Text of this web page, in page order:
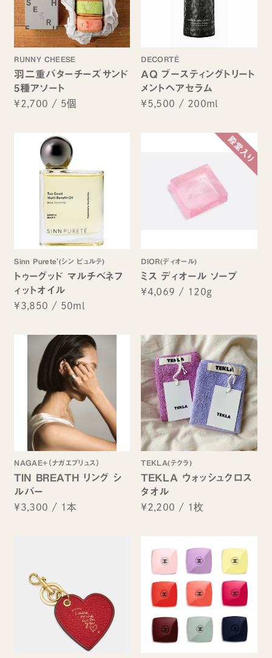
RUNNY CHEESE
羽二重バターチーズサンド
5種アソート
¥2,700 / 5個
DECORTÉ
AQ ブースティングトリート
メントヘアセラム
¥5,500 / 200ml
Sinn Purete'(シン ピュルテ)
トゥーグッド マルチベネフ
ィットオイル
¥3,850 / 50ml
DIOR(ディオール)
ミス ディオール ソープ
¥4,069 / 120g
NAGAE+（ナガエプリュス）
TIN BREATH リング シ
ルバー
¥3,300 / 1本
TEKLA(テクラ)
TEKLA ウォッシュクロス
タオル
¥2,200 / 1枚